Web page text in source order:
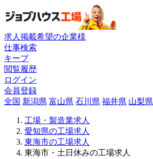
求人掲載希望の企業様
仕事検索
キープ
閲覧履歴
ログイン
会員登録
全国 新潟県 富山県 石川県 福井県 山梨県
工場・製造業求人
愛知県の工場求人
東海市の工場求人
東海市・土日休みの工場求人